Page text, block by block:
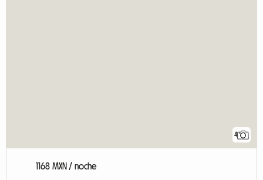
4
1168 MXN / noche